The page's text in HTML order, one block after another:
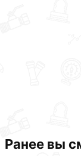
Ранее вы